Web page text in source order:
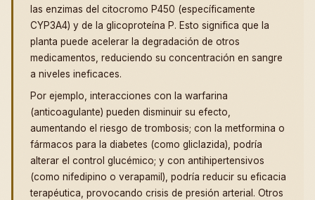
las enzimas del citocromo P450 (específicamente
CYP3A4) y de la glicoproteína P. Esto significa que la
planta puede acelerar la degradación de otros
medicamentos, reduciendo su concentración en sangre
a niveles ineficaces.
Por ejemplo, interacciones con la warfarina
(anticoagulante) pueden disminuir su efecto,
aumentando el riesgo de trombosis; con la metformina o
fármacos para la diabetes (como gliclazida), podría
alterar el control glucémico; y con antihipertensivos
(como nifedipino o verapamil), podría reducir su eficacia
terapéutica, provocando crisis de presión arterial. Otros